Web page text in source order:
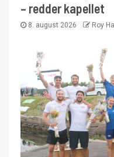
– redder kapellet
8. august 2026 Roy